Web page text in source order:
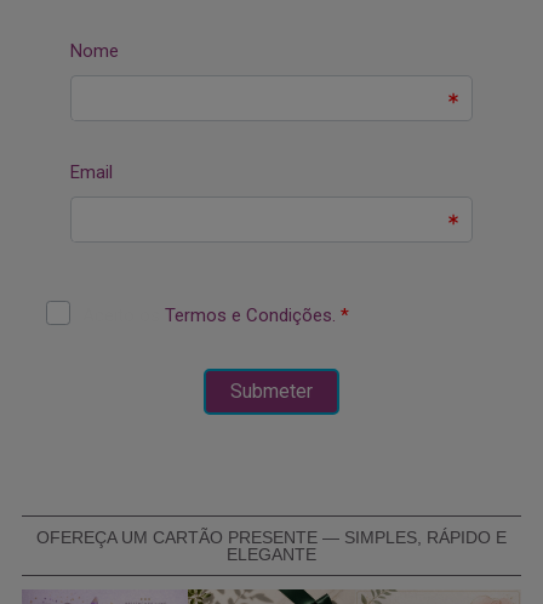
OFEREÇA UM CARTÃO PRESENTE — SIMPLES, RÁPIDO E
ELEGANTE